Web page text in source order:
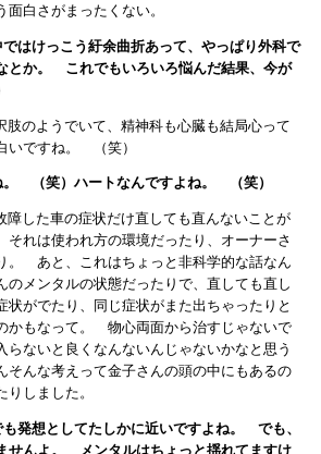
面白さがまったくない。
はけっこう紆余曲折あって、やっぱり外科で
とか。 これでもいろいろ悩んだ結果、今が
のようでいて、精神科も心臓も結局心って
いですね。 （笑）
（笑）ハートなんですよね。 （笑）
した車の症状だけ直しても直んないことが
それは使われ方の環境だったり、オーナーさ
。 あと、これはちょっと非科学的な話なん
のメンタルの状態だったりで、直しても直し
状がでたり、同じ症状がまた出ちゃったりと
かもなって。 物心両面から治すじゃないで
らないと良くなんないんじゃないかなと思う
んな考えって金子さんの頭の中にもあるの
りしました。
想としてたしかに近いですよね。 でも、
せんよ。 メンタルはちょっと揺れてますけ